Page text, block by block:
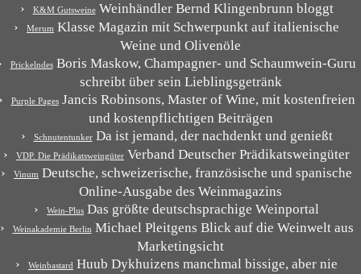
K&M GutsweineWeinhändler Bernd Klingenbrunn bloggt
Merum Klasse Magazin mit Schwerpunkt auf italienische
Weine und Olivenöle
PrickelndesBoris Maskow, Champagner- und Schaumwein-Guru
schreibt über sein Lieblingsgetränk
Purple PagesJancis Robinsons, Master of Wine, mit kostenfreien
und kostenpflichtigen Beiträgen
SchnutentunkerDa ist jemand, der nachdenkt und genießt
VDP. Die Prädikatsweingüter Verband Deutscher Prädikatsweingüter
Vinum Deutsche, schweizerische, französische und spanische
Online-Ausgabe des Weinmagazins
Wein-Plus Das größte deutschsprachige Weinportal
Weinakademie Berlin Michael Pleitgens Blick auf die Weinwelt aus
Marketingsicht
Weinbastard Huub Dykhuizens manchmal bissige, aber nie